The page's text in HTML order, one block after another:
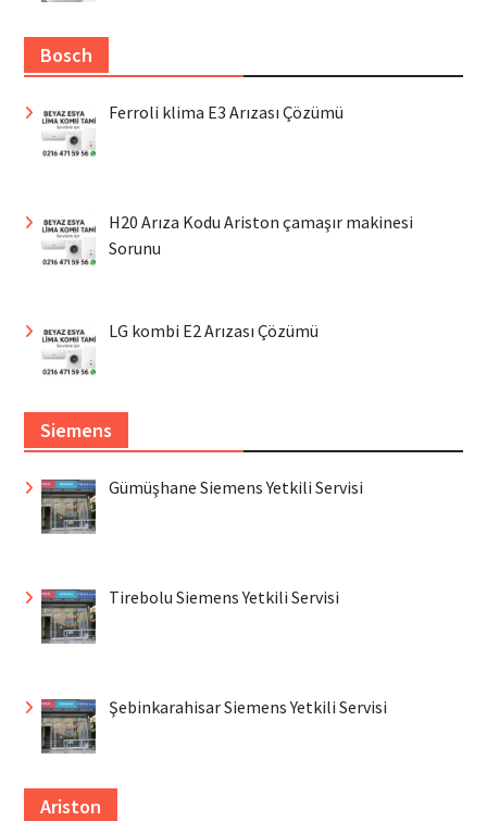
Bosch
Ferroli klima E3 Arızası Çözümü
H20 Arıza Kodu Ariston çamaşır makinesi
Sorunu
LG kombi E2 Arızası Çözümü
Siemens
Gümüşhane Siemens Yetkili Servisi
Tirebolu Siemens Yetkili Servisi
Şebinkarahisar Siemens Yetkili Servisi
Ariston